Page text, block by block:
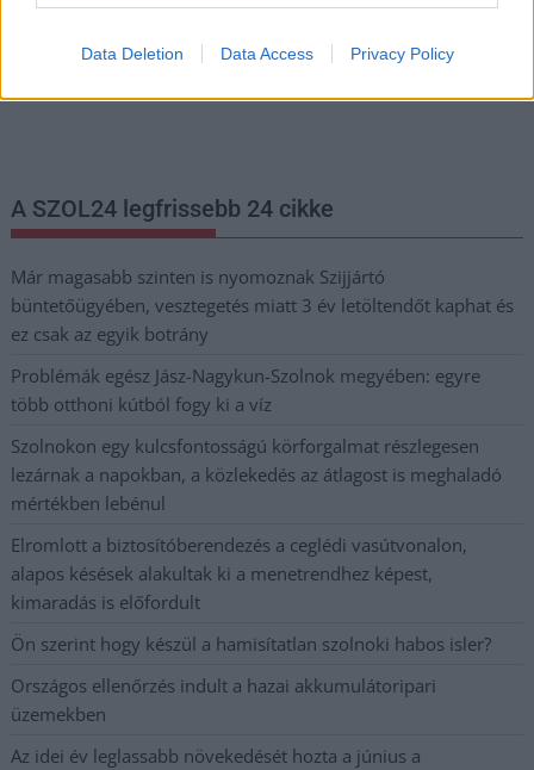
Data Deletion Data Access Privacy Policy
legfrissebb információkkal és exkluzív tartalmakkal hétről hétre
A SZOL24 legfrissebb 24 cikke
Már magasabb szinten is nyomoznak Szijjártó
büntetőügyében, vesztegetés miatt 3 év letöltendőt kaphat és
ez csak az egyik botrány
Problémák egész Jász-Nagykun-Szolnok megyében: egyre
több otthoni kútból fogy ki a víz
Szolnokon egy kulcsfontosságú körforgalmat részlegesen
lezárnak a napokban, a közlekedés az átlagost is meghaladó
mértékben lebénul
Elromlott a biztosítóberendezés a ceglédi vasútvonalon,
alapos késések alakultak ki a menetrendhez képest,
kimaradás is előfordult
Ön szerint hogy készül a hamisítatlan szolnoki habos isler?
Országos ellenőrzés indult a hazai akkumulátoripari
üzemekben
Az idei év leglassabb növekedését hozta a június a